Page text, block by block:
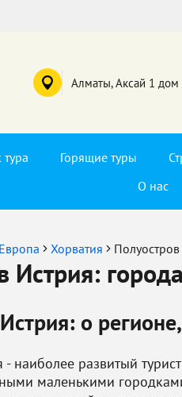
Алматы, Аксай 1
Горящие туры
О нас
Европа Хорватия
Истрия:
о
- наиболее развитый
маленькими